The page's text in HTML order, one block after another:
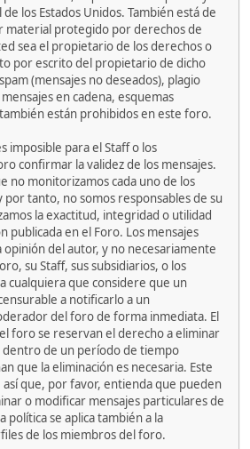
los Estados Unidos. También está de
material protegido por derechos de
sea el propietario de los derechos o
por escrito del propietario de dicho
(mensajes no deseados), plagio
en cadena, esquemas
están prohibidos en este foro.
imposible para el Staff o los
confirmar la validez de los mensajes.
no monitorizamos cada uno de los
por tanto, no somos responsables de su
la exactitud, integridad o utilidad
publicada en el Foro. Los mensajes
opinión del autor, y no necesariamente
su Staff, sus subsidiarios, o los
cualquiera que considere que un
a notificarlo a un
del foro de forma inmediata. El
foro se reservan el derecho a eliminar
de un período de tiempo
que la eliminación es necesaria. Este
así que, por favor, entienda que pueden
o modificar mensajes particulares de
política se aplica también a la
de los miembros del foro.